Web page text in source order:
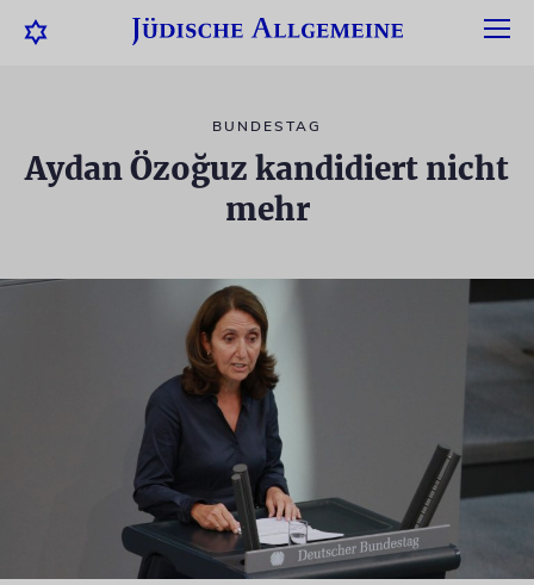
BUNDESTAG
Aydan Özoğuz kandidiert nicht
mehr